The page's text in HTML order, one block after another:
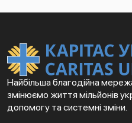
Найбільша благодійна
змінюємо життя мільйонів
допомогу та системні зміни.